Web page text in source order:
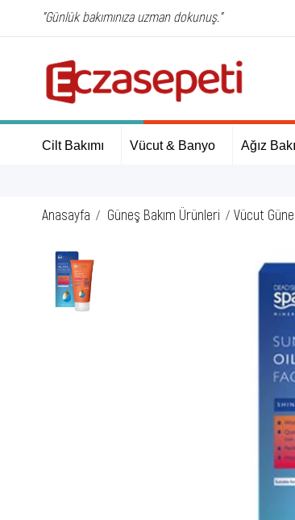
"Günlük bakımınıza uzman dokunuş."
Cilt Bakımı Vücut & Banyo Ağız
Anasayfa
Güneş Bakım Ürünleri Vücut